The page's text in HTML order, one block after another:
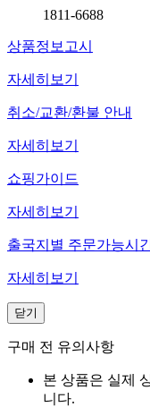
1811-6688
상품정보고시
자세히보기
취소/교환/환불 안내
자세히보기
쇼핑가이드
자세히보기
출국지별 주문가능시
자세히보기
닫기
구매 전 유의사항
본 상품은 실제
니다.